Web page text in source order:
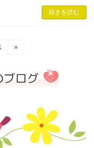
続きを読む
»
ブログ